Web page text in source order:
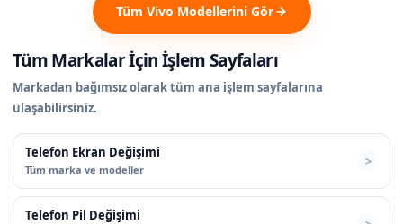
Tüm Vivo Modellerini Gör
Tüm Markalar İçin İşlem Sayfaları
Markadan bağımsız olarak tüm ana işlem sayfalarına
ulaşabilirsiniz.
Telefon Ekran Değişimi
Tüm marka ve modeller
Telefon Pil Değişimi